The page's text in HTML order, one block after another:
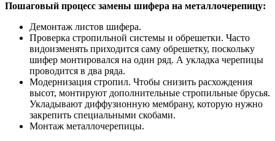
Пошаговый процесс замены шифера на металлочерепицу:
Демонтаж листов шифера.
Проверка стропильной системы и обрешетки. Часто
видоизменять приходится саму обрешетку, поскольку
шифер монтировался на один ряд. А укладка черепицы
проводится в два ряда.
Модернизация стропил. Чтобы снизить расхождения
высот, монтируют дополнительные стропильные брусья.
Укладывают диффузионную мембрану, которую нужно
закрепить специальными скобами.
Монтаж металлочерепицы.